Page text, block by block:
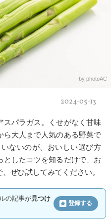
by photoAC
2024-05-13
スパラガス。くせがなく甘味
ら大人まで人気のある野菜で
ないのが、おいしい選び方
としたコツを知るだけで、お
ぜひ試してみてください。
の記事が見つけ
登録する